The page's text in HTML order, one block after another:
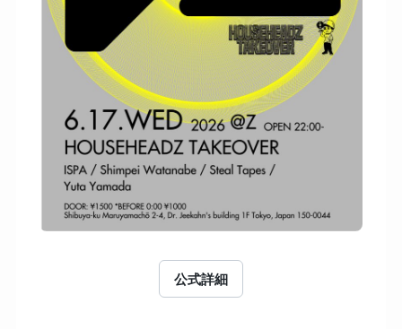
公式詳細